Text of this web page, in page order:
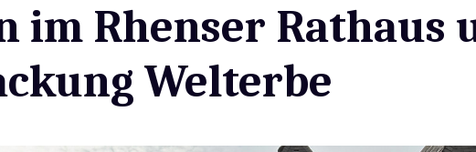
im Rhenser Rathaus
Welterbe